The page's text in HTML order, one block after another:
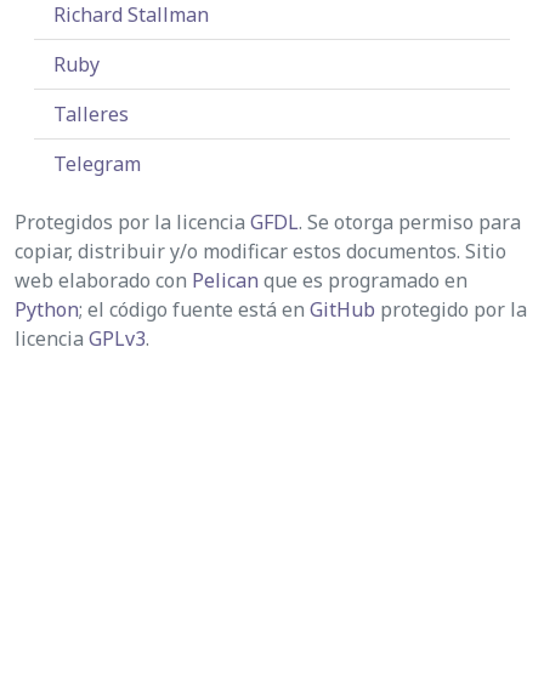
Richard Stallman
Ruby
Talleres
Telegram
Protegidos por la licencia GFDL. Se otorga permiso para
copiar, distribuir y/o modificar estos documentos. Sitio
web elaborado con Pelican que es programado en
Python; el código fuente está en GitHub protegido por la
licencia GPLv3.